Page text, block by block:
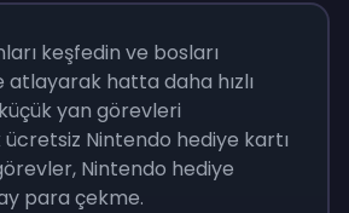
keşfedin ve bosları
atlayarak hatta daha hızlı
yan görevleri
Nintendo hediye kartı
Nintendo hediye
para çekme.